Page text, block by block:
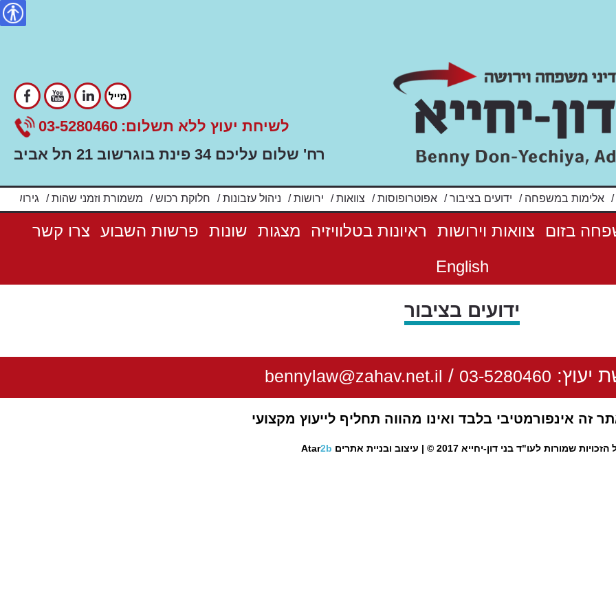
לשיחת יעוץ ללא תשלום: 03-5280460
רח' שלום עליכם 34 פינת בוגרשוב 21 תל אביב
/ אלימות במשפחה / ידועים בציבור/ אפוטרופוסות/ צוואות/ ירושות/ ניהול עזבונות/ חלוקת רכוש/ משמורת וזמני שהות/ גירושין
בזום צוואות וירושות ראיונות בטלוויזיה מצגות שונות פרשות השבוע צרו קשר
English
ידועים בציבור
יעוץ: 03-5280460
/
bennylaw@zahav.net.il
זה אינפורמטיבי בלבד ואינו מהווה תחליף לייעוץ מקצועי
הזכויות שמורות לעו"ד בני דון-יחייא 2017 © | עיצוב ובניית אתרים Atar2b